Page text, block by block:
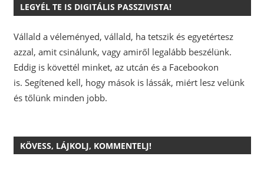
LEGYÉL TE IS DIGITÁLIS PASSZIVISTA!
Vállald a véleményed, vállald, ha tetszik és egyetértesz
azzal, amit csinálunk, vagy amiről legalább beszélünk.
Eddig is követtél minket, az utcán és a Facebookon
is. Segítened kell, hogy mások is lássák, miért lesz velünk
és tőlünk minden jobb.
KÖVESS, LÁJKOLJ, KOMMENTELJ!